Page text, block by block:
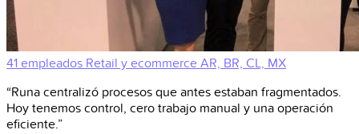
41 empleados Retail y ecommerce AR, BR, CL, MX
“Runa centralizó procesos que antes estaban fragmentados.
Hoy tenemos control, cero trabajo manual y una operación
eficiente.”